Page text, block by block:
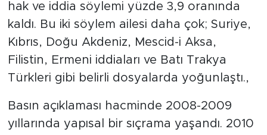
hak ve iddia söylemi yüzde 3,9 oranında
kaldı. Bu iki söylem ailesi daha çok; Suriye,
Kıbrıs, Doğu Akdeniz, Mescid-i Aksa,
Filistin, Ermeni iddiaları ve Batı Trakya
Türkleri gibi belirli dosyalarda yoğunlaştı.,
Basın açıklaması hacminde 2008-2009
yıllarında yapısal bir sıçrama yaşandı. 2010